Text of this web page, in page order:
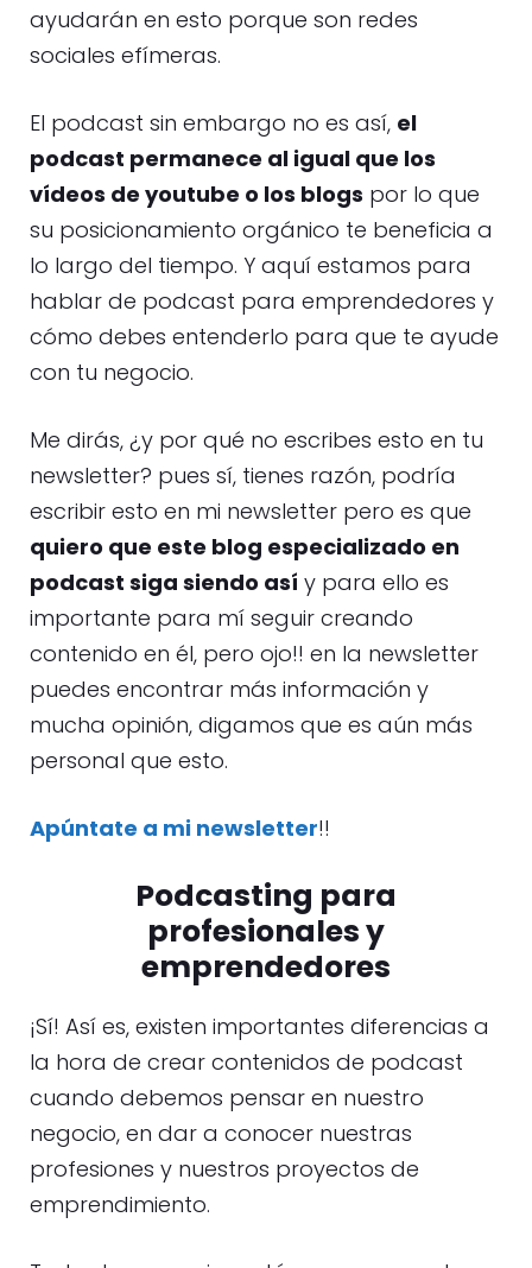
ayudarán en esto porque son redes
sociales efímeras.
El podcast sin embargo no es así, el
podcast permanece al igual que los
vídeos de youtube o los blogs por lo que
su posicionamiento orgánico te beneficia a
lo largo del tiempo. Y aquí estamos para
hablar de podcast para emprendedores y
cómo debes entenderlo para que te ayude
con tu negocio.
Me dirás, ¿y por qué no escribes esto en tu
newsletter? pues sí, tienes razón, podría
escribir esto en mi newsletter pero es que
quiero que este blog especializado en
podcast siga siendo así y para ello es
importante para mí seguir creando
contenido en él, pero ojo!! en la newsletter
puedes encontrar más información y
mucha opinión, digamos que es aún más
personal que esto.
Apúntate a mi newsletter!!
Podcasting para
profesionales y
emprendedores
¡Sí! Así es, existen importantes diferencias a
la hora de crear contenidos de podcast
cuando debemos pensar en nuestro
negocio, en dar a conocer nuestras
profesiones y nuestros proyectos de
emprendimiento.